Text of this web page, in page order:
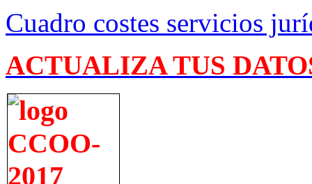
Cuadro costes servicios
ACTUALIZA TUS